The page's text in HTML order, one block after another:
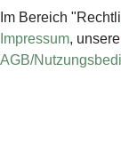
Im Bereich
Impressum, unsere
AGB/